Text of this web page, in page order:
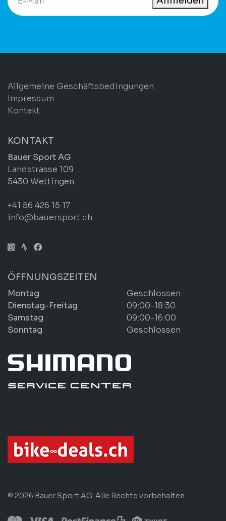
Allgemeine Geschäftsbedingungen
Impressum
Kontakt
KONTAKT
Bauer Sport AG
Landstrasse 109
5430 Wettingen
+41 56 426 15 17
info@bauersport.ch
ÖFFNUNGSZEITEN
Montag
Geschlossen
Dienstag-Freitag
09:00-18:30
Samstag
09:00-16:00
Sonntag
Geschlossen
© 2026 Bauer Sport AG. Alle Rechte vorbehalten.